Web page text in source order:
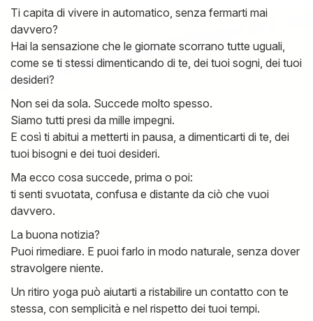
Ti capita di vivere in automatico, senza fermarti mai
davvero?
Hai la sensazione che le giornate scorrano tutte uguali,
come se ti stessi dimenticando di te, dei tuoi sogni, dei tuoi
desideri?
Non sei da sola. Succede molto spesso.
Siamo tutti presi da mille impegni.
E così ti abitui a metterti in pausa, a dimenticarti di te, dei
tuoi bisogni e dei tuoi desideri.
Ma ecco cosa succede, prima o poi:
ti senti svuotata, confusa e distante da ciò che vuoi
davvero.
La buona notizia?
Puoi rimediare. E puoi farlo in modo naturale, senza dover
stravolgere niente.
Un ritiro yoga può aiutarti a ristabilire un contatto con te
stessa, con semplicità e nel rispetto dei tuoi tempi.